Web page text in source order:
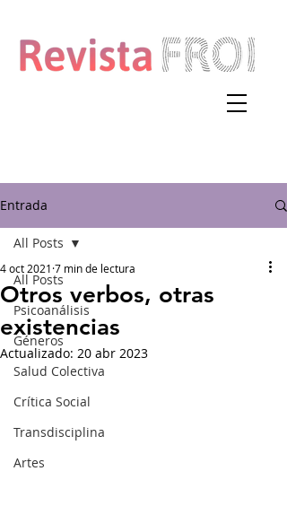
Entrada
All Posts
Psicoanálisis
Géneros
Salud Colectiva
Crítica Social
Transdisciplina
Artes
All Posts
Otros verbos, otras
existencias
4 oct 2021 7 min de lectura
Actualizado: 20 abr 2023